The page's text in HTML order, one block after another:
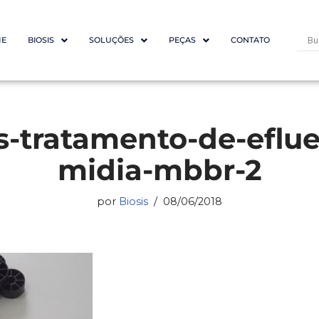
BIOSIS SOLUÇÕES PEÇAS CONTATO
tratamento-de-
midia-mbbr-2
por Biosis 08/06/2018